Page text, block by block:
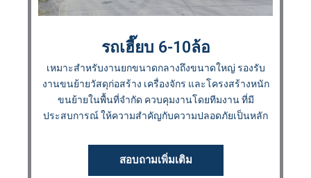
รถเฮี๊ยบ 6-10ล้อ
เหมาะสำหรับงานยกขนาดกลางถึงขนาดใหญ่ รองรับ
งานขนย้ายวัสดุก่อสร้าง เครื่องจักร และโครงสร้างหนัก
ขนย้ายในพื้นที่จำกัด ควบคุมงานโดยทีมงาน ที่มี
ประสบการณ์ ให้ความสำคัญกับความปลอดภัยเป็นหลัก
สอบถามเพิ่มเติม